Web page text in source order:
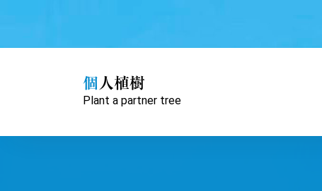
個人植樹
Plant a partner tree